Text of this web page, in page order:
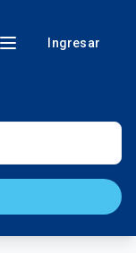
Ingresar